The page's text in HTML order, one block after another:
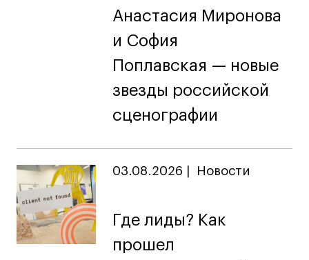
8 495 640 30 92
8 495 640 30 92
Universal University
Universal University
EN
EN
Анастасия Миронова
и София
Поплавская — новые
звезды российской
сценографии
03.08.2026 Новости
Где лиды? Как
прошел